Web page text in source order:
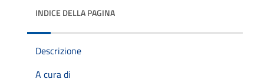
INDICE DELLA PAGINA
Descrizione
A cura di